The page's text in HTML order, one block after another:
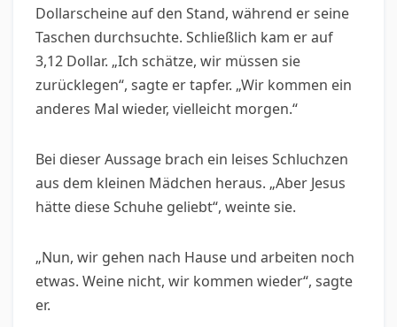
Dollarscheine auf den Stand, während er seine
Taschen durchsuchte. Schließlich kam er auf
3,12 Dollar. „Ich schätze, wir müssen sie
zurücklegen“, sagte er tapfer. „Wir kommen ein
anderes Mal wieder, vielleicht morgen.“
Bei dieser Aussage brach ein leises Schluchzen
aus dem kleinen Mädchen heraus. „Aber Jesus
hätte diese Schuhe geliebt“, weinte sie.
„Nun, wir gehen nach Hause und arbeiten noch
etwas. Weine nicht, wir kommen wieder“, sagte
er.